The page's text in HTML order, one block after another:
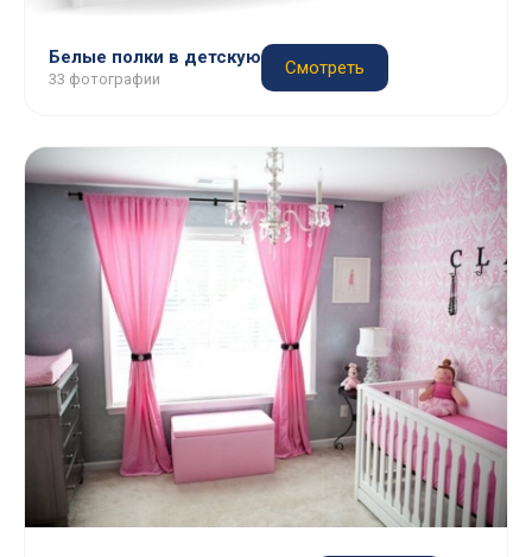
Белые полки в детскую
33 фотографии
Смотреть